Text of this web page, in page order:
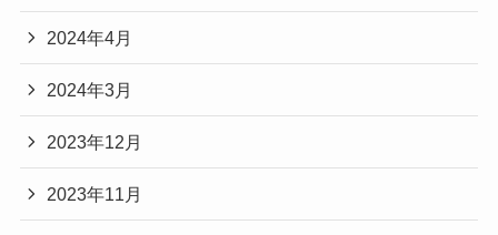
2024年4月
2024年3月
2023年12月
2023年11月